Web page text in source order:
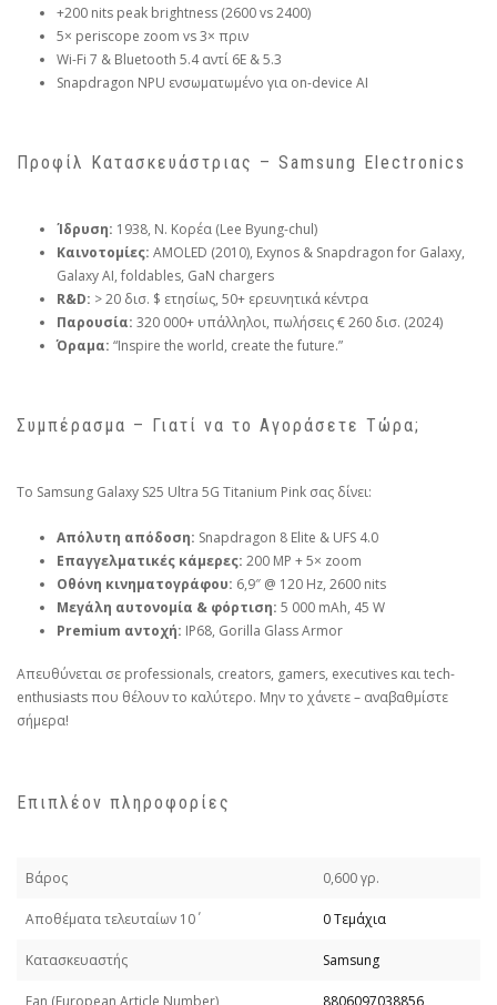
+200 nits peak brightness (2600 vs 2400)
5× periscope zoom vs 3× πριν
Wi-Fi 7 & Bluetooth 5.4 αντί 6E & 5.3
Snapdragon NPU ενσωματωμένο για on-device AI
Προφίλ Κατασκευάστριας – Samsung Electronics
Ίδρυση: 1938, Ν. Κορέα (Lee Byung-chul)
Καινοτομίες: AMOLED (2010), Exynos & Snapdragon for Galaxy,
Galaxy AI, foldables, GaN chargers
R&D: > 20 δισ. $ ετησίως, 50+ ερευνητικά κέντρα
Παρουσία: 320 000+ υπάλληλοι, πωλήσεις € 260 δισ. (2024)
Όραμα: “Inspire the world, create the future.”
Συμπέρασμα – Γιατί να το Αγοράσετε Τώρα;
Το Samsung Galaxy S25 Ultra 5G Titanium Pink σας δίνει:
Απόλυτη απόδοση: Snapdragon 8 Elite & UFS 4.0
Επαγγελματικές κάμερες: 200 MP + 5× zoom
Οθόνη κινηματογράφου: 6,9″ @ 120 Hz, 2600 nits
Μεγάλη αυτονομία & φόρτιση: 5 000 mAh, 45 W
Premium αντοχή: IP68, Gorilla Glass Armor
Απευθύνεται σε professionals, creators, gamers, executives και tech-
enthusiasts που θέλουν το καλύτερο. Μην το χάνετε – αναβαθμίστε
σήμερα!
Επιπλέον πληροφορίες
Βάρος 0,600 γρ.
Απoθέματα τελευταίων 10΄ 0 Τεμάχια
Κατασκευαστής Samsung
Εan (European Article Number) 8806097038856